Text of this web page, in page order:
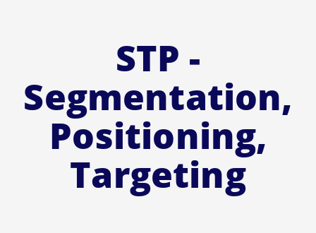
STP -
Segmentation,
Positioning,
Targeting